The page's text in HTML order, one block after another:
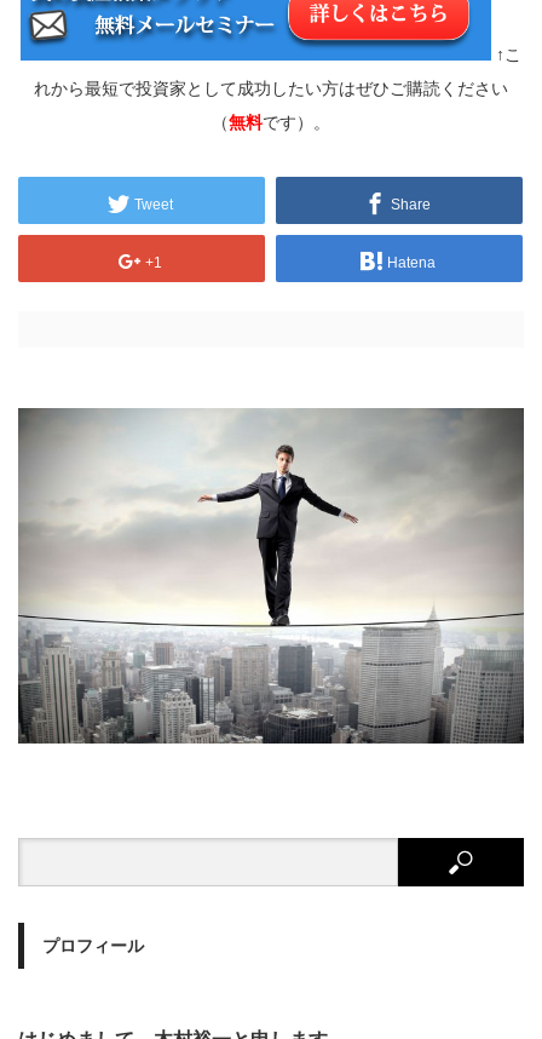
↑こ
れから最短で投資家として成功したい方はぜひご購読ください
（無料です）。
Tweet Share
+1 Hatena
プロフィール